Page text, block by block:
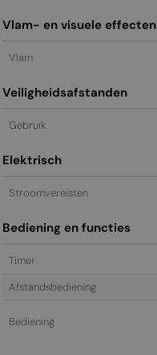
Vlam- en visuele effecten
Vlam
Veiligheidsafstanden
Gebruik
Elektrisch
Stroomvereisten
Bediening en functies
Timer
Afstandsbediening
Bediening